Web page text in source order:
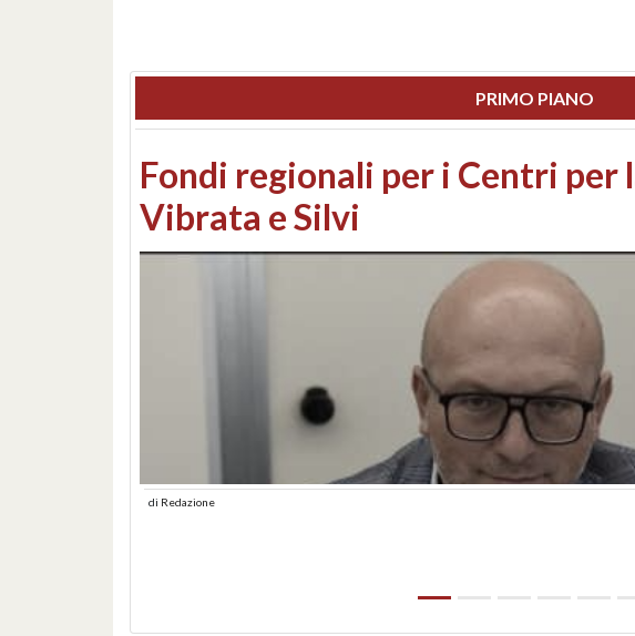
PRIMO PIANO
Montesilvano, sequestrato un
lungomare: contestati abusi
abusiva